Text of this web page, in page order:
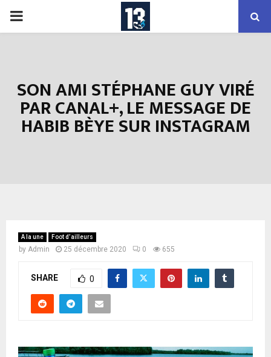
PRIMARY
SON AMI STÉPHANE GUY VIRÉ
PAR CANAL+, LE MESSAGE DE
HABIB BÈYE SUR INSTAGRAM
A la une Foot d’ailleurs
by Admin 25 décembre 2020 0 655
SHARE 0